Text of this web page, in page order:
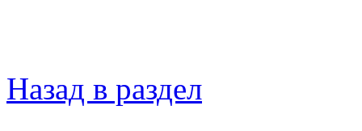
Назад в раздел